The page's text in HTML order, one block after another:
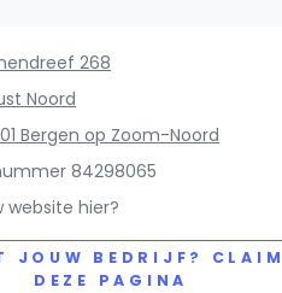
268
Noord
Bergen op Zoom-Noord
84298065
website hier?
JOUW BEDRIJF? CLAIM
DEZE PAGINA